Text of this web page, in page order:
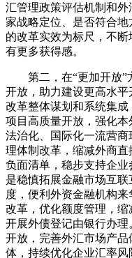
汇管理政策评估机制和
家战略定位、是否符合
的改革实效为标尺，不
有更多获得感。
第二，在“更加开放
开放，助力建设更高水
改革整体谋划和系统集
项目高质量开放，强化本
法治化、国际化一流营
理体制改革，缩减外商
负面清单，稳步支持企
是稳慎拓展金融市场互
度，便利外资金融机构
改革，优化额度管理，
开展外债登记由银行办
开放，完善外汇市场产
体，持续优化企业汇率